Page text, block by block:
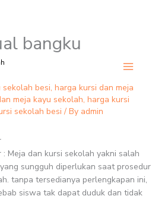
bangku
sekolah besi, harga kursi dan meja
meja kayu sekolah, harga kursi
sekolah besi / By admin
Meja dan kursi sekolah yakni salah
sungguh diperlukan saat prosedur
tanpa tersedianya perlengkapan ini,
siswa tak dapat duduk dan tidak